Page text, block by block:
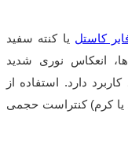
کاستل یا کنته سفید
انعکاس نوری شدید
دارد. استفاده از
یا کرم) کنتراست حجمی